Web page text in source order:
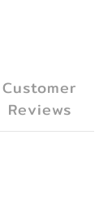
Customer
Reviews